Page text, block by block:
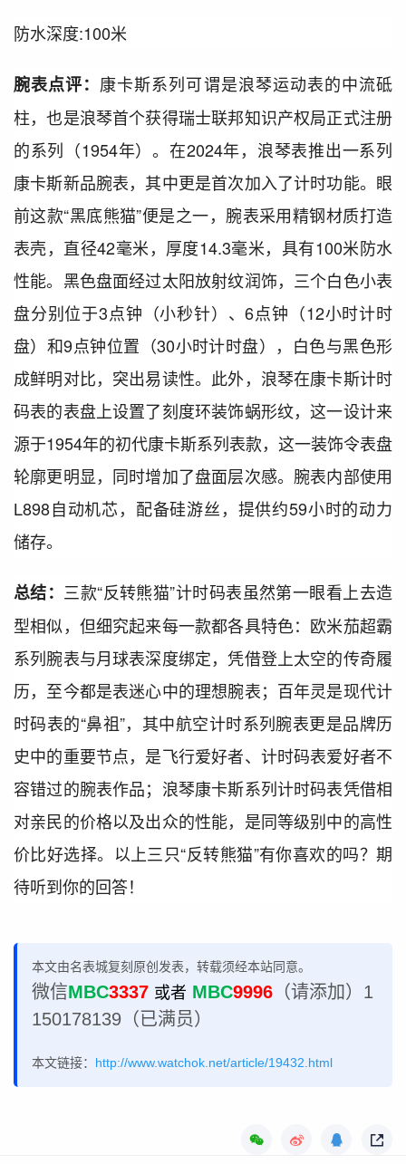
防水深度:100米
腕表点评：康卡斯系列可谓是浪琴运动表的中流砥
柱，也是浪琴首个获得瑞士联邦知识产权局正式注册
的系列（1954年）。在2024年，浪琴表推出一系列
康卡斯新品腕表，其中更是首次加入了计时功能。眼
前这款“黑底熊猫”便是之一，腕表采用精钢材质打造
表壳，直径42毫米，厚度14.3毫米，具有100米防水
性能。黑色盘面经过太阳放射纹润饰，三个白色小表
盘分别位于3点钟（小秒针）、6点钟（12小时计时
盘）和9点钟位置（30小时计时盘），白色与黑色形
成鲜明对比，突出易读性。此外，浪琴在康卡斯计时
码表的表盘上设置了刻度环装饰蜗形纹，这一设计来
源于1954年的初代康卡斯系列表款，这一装饰令表盘
轮廓更明显，同时增加了盘面层次感。腕表内部使用
L898自动机芯，配备硅游丝，提供约59小时的动力
储存。
总结： 三款“反转熊猫”计时码表虽然第一眼看上去造
型相似，但细究起来每一款都各具特色：欧米茄超霸
系列腕表与月球表深度绑定，凭借登上太空的传奇履
历，至今都是表迷心中的理想腕表；百年灵是现代计
时码表的“鼻祖”，其中航空计时系列腕表更是品牌历
史中的重要节点，是飞行爱好者、计时码表爱好者不
容错过的腕表作品；浪琴康卡斯系列计时码表凭借相
对亲民的价格以及出众的性能，是同等级别中的高性
价比好选择。以上三只“反转熊猫”有你喜欢的吗？期
待听到你的回答！
本文由名表城复刻原创发表，转载须经本站同意。
微信MBC3337 或者 MBC9996 （请添加）1
150178139（已满员）
本文链接： http://www.watchok.net/article/19432.html